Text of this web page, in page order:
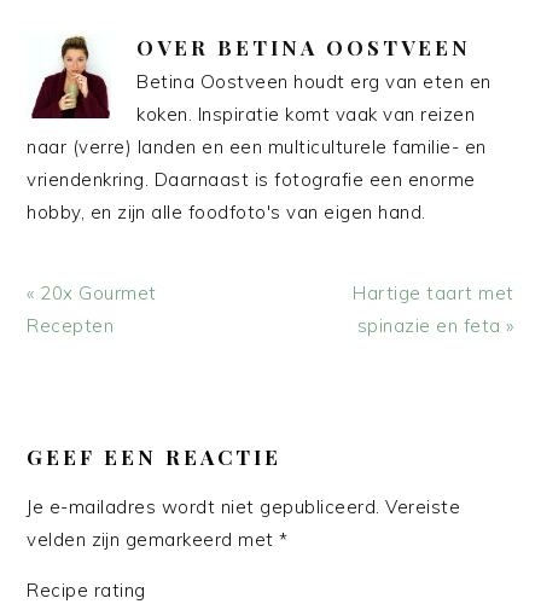
OVER BETINA OOSTVEEN
Betina Oostveen houdt erg van eten en
koken. Inspiratie komt vaak van reizen
naar (verre) landen en een multiculturele familie- en
vriendenkring. Daarnaast is fotografie een enorme
hobby, en zijn alle foodfoto's van eigen hand.
Vorig
bericht:
« 20x Gourmet
Recepten
Volgend
bericht:
Hartige taart met
spinazie en feta »
INTERACTIES
GEEF EEN REACTIE
Je e-mailadres wordt niet gepubliceerd. Vereiste
velden zijn gemarkeerd met*
Recipe rating